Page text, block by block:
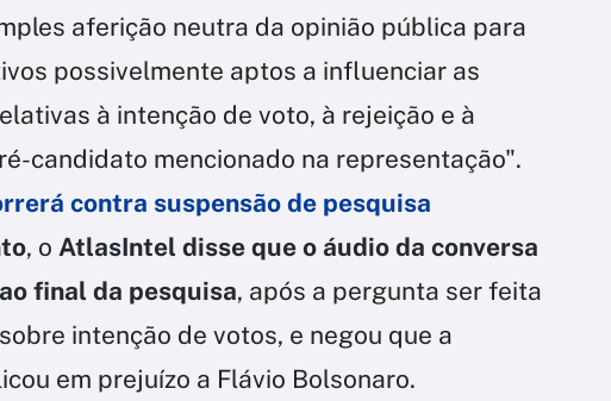
aferição neutra da opinião pública para
possivelmente aptos a influenciar as
à intenção de voto, à rejeição e à
candidato mencionado na representação".
contra suspensão de pesquisa
, o AtlasIntel disse que o áudio da conversa
final da pesquisa, após a pergunta ser feita
intenção de votos, e negou que a
em prejuízo a Flávio Bolsonaro.